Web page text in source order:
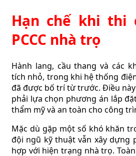
Hạn chế khi thi
PCCC nhà trọ
Hành lang, cầu thang và các
tích nhỏ, trong khi hệ thống
đã được bố trí từ trước. Điều
phải lựa chọn phương án lắp
thẩm mỹ và an toàn cho công
Mặc dù gặp một số khó khăn
đội ngũ kỹ thuật vẫn xây dựng
hợp với hiện trạng nhà trọ.